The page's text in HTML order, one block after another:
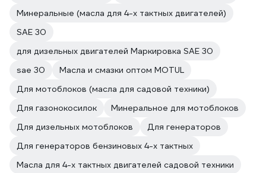
Минеральные (масла для 4-х тактных двигателей)
SAE 30
для дизельных двигателей Маркировка SAE 30
sae 30
Масла и смазки оптом MOTUL
Для мотоблоков (масла для садовой техники)
Для газонокосилок
Минеральное для мотоблоков
Для дизельных мотоблоков
Для генераторов
Для генераторов бензиновых 4-х тактных
Масла для 4-х тактных двигателей садовой техники